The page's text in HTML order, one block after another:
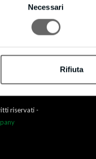
Necessari
Rifiuta
riservati -